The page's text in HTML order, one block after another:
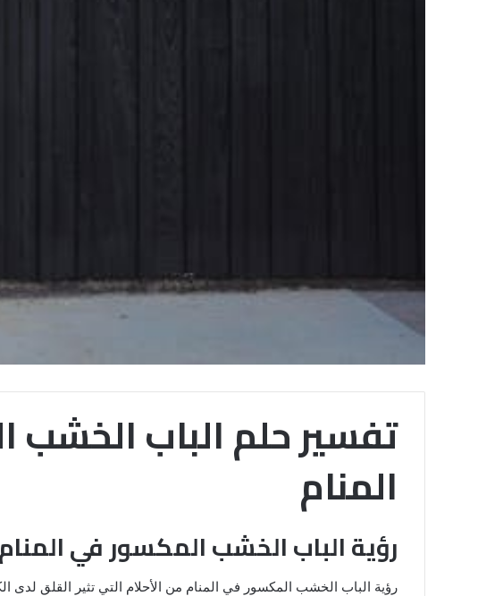
تفسير حلم الباب
المنام
رؤية الباب الخشب المكسور في المنام
رؤية الباب الخشب المكسور في المنام من الأحلام التي تثير القلق لدى